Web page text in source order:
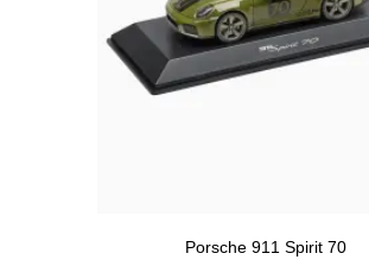
Porsche 911 Spirit 70